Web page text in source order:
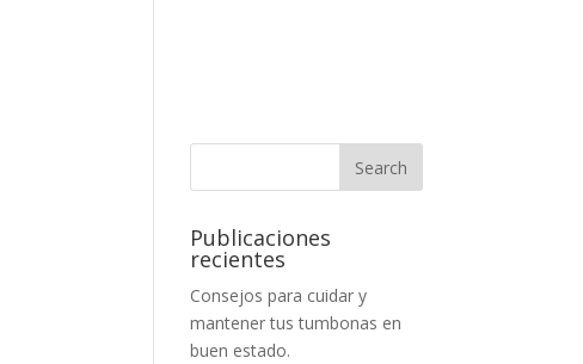
Publicaciones
recientes
Consejos para cuidar y
mantener tus tumbonas en
buen estado.